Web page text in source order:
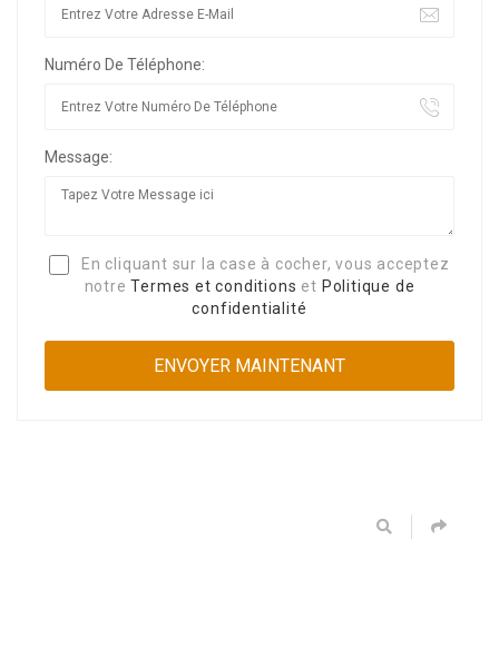
Numéro De Téléphone:
Message:
En cliquant sur la case à cocher, vous acceptez
notreTermes et conditions et Politique de
confidentialité